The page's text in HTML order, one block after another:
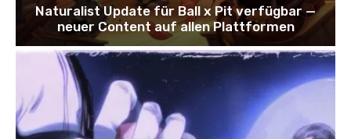
Naturalist Update für Ball x Pit verfügbar —
neuer Content auf allen Plattformen